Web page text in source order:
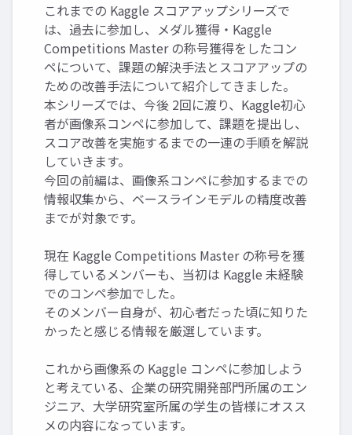
これまでの Kaggle スコアアップシリーズで
は、過去に参加し、メダル獲得・Kaggle
Competitions Master の称号獲得をしたコン
ペについて、課題の解決手法とスコアアップの
ための改善手法について紹介してきました。
本シリーズでは、今後 2回に渡り、Kaggle初心
者が画像系コンペに参加して、課題を提出し、
スコア改善を実施するまでの一連の手順を解説
していきます。
今回の前編は、画像系コンペに参加するまでの
情報収集から、ベースラインモデルの精度改善
までが対象です。
現在 Kaggle Competitions Master の称号を獲
得しているメンバーも、当初は Kaggle 未経験
でのコンペ参加でした。
そのメンバー自身が、初心者だった頃に知りた
かったと感じる情報を厳選しています。
これから画像系の Kaggle コンペに参加しよう
と考えている、企業の研究開発部門所属のエン
ジニア、大学研究室所属の学生の皆様にオスス
メの内容になっています。